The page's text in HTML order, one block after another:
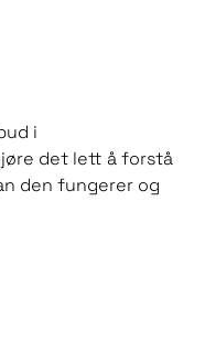
i
det lett å forstå
den fungerer og